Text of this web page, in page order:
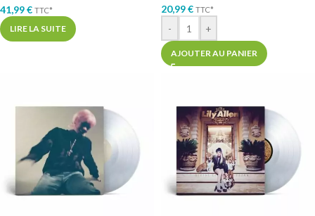
41,99€ TTC*
LIRE LA SUITE
20,99€ TTC*
- +
AJOUTER AU PANIER